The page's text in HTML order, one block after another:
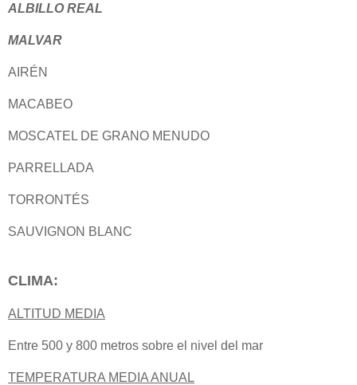
ALBILLO REAL
MALVAR
AIRÉN
MACABEO
MOSCATEL DE GRANO MENUDO
PARRELLADA
TORRONTÉS
SAUVIGNON BLANC
CLIMA:
ALTITUD MEDIA
Entre 500 y 800 metros sobre el nivel del mar
TEMPERATURA MEDIA ANUAL